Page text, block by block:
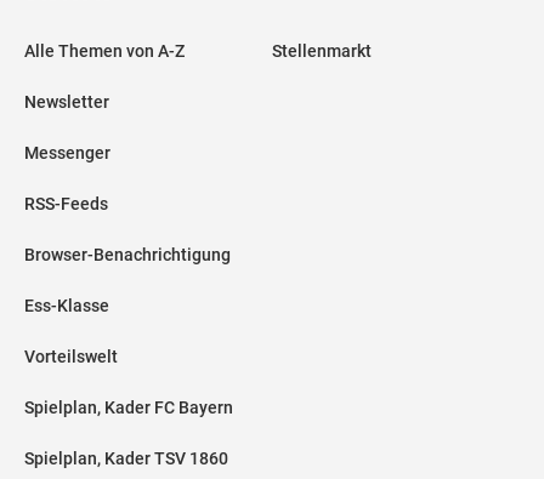
Alle Themen von A-Z
Newsletter
Messenger
RSS-Feeds
Browser-Benachrichtigung
Ess-Klasse
Vorteilswelt
Spielplan, Kader FC Bayern
Spielplan, Kader TSV 1860
Stellenmarkt